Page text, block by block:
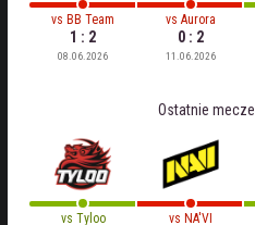
vs BB Team
1 : 2
08.06.2026
vs Aurora
0 : 2
11.06.2026
Ostatnie mecze
vs Tyloo vs NA'VI